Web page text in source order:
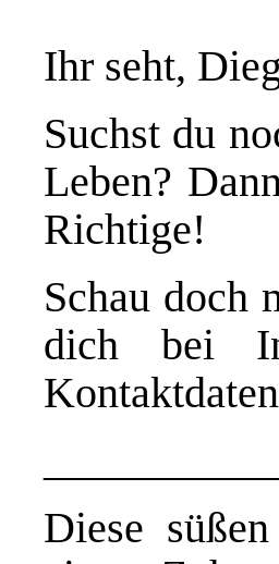
Ihr seht,
Suchst du
Leben?
Richtige!
Schau doch
dich bei
Diese